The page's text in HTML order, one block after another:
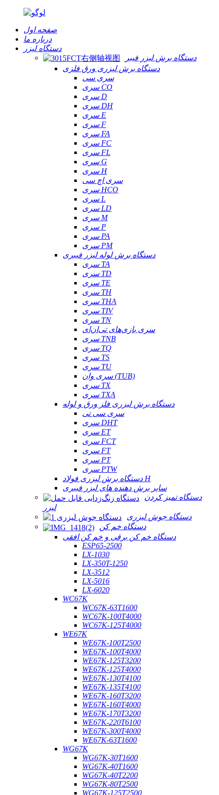
صفحه اول
درباره ما
دستگاه لیزر
دستگاه برش لیزر فیبر
دستگاه برش لیزری ورق فلزی
سری سی
سری CO
سری D
سری DH
سری E
سری F
سری FA
سری FC
سری FL
سری G
سری H
سری اچ سی
سری HCO
سری L
سری LD
سری M
سری P
سری PA
سری PM
دستگاه برش لوله لیزر فیبری
سری TA
سری TD
سری TE
سری TH
سری THA
سری TIV
سری TN
سری بازی‌های تی‌ان‌ای
سری TNB
سری TQ
سری TS
سری TU
سری وان (TUB)
سری TX
سری TXA
دستگاه برش لیزری فلز ورق و لوله
سری سی تی
سری DHT
سری ET
سری FCT
سری FT
سری PT
سری PTW
دستگاه برش لیزری فولاد H
سایر برش دهنده های لیزر فیبری
دستگاه تمیز کردن
لیزر
دستگاه جوش لیزری
دستگاه خم کن
دستگاه خم کن برقی و خم کن افقی
ESP65-2500
LX-1030
LX-350T-1250
LX-3512
LX-5016
LX-6020
WC67K
WC67K-63T1600
WC67K-100T4000
WC67K-125T4000
WE67K
WE67K-100T2500
WE67K-100T4000
WE67K-125T3200
WE67K-125T4000
WE67K-130T4100
WE67K-135T4100
WE67K-160T3200
WE67K-160T4000
WE67K-170T3200
WE67K-220T6100
WE67K-300T4000
WE67K-63T1600
WG67K
WG67K-30T1600
WG67K-40T1600
WG67K-40T2200
WG67K-80T2500
WG67K-125T2500